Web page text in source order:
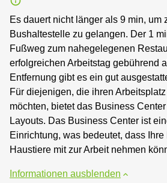
Es dauert nicht länger als 9 min, um
Bushaltestelle zu gelangen. Der 1
Fußweg zum nahegelegenen
erfolgreichen Arbeitstag gebührend
Entfernung gibt es ein gut
Für diejenigen, die ihren
möchten, bietet das Business
Layouts. Das Business Center ist
Einrichtung, was bedeutet, dass
Haustiere mit zur Arbeit nehmen
Informationen ausblenden